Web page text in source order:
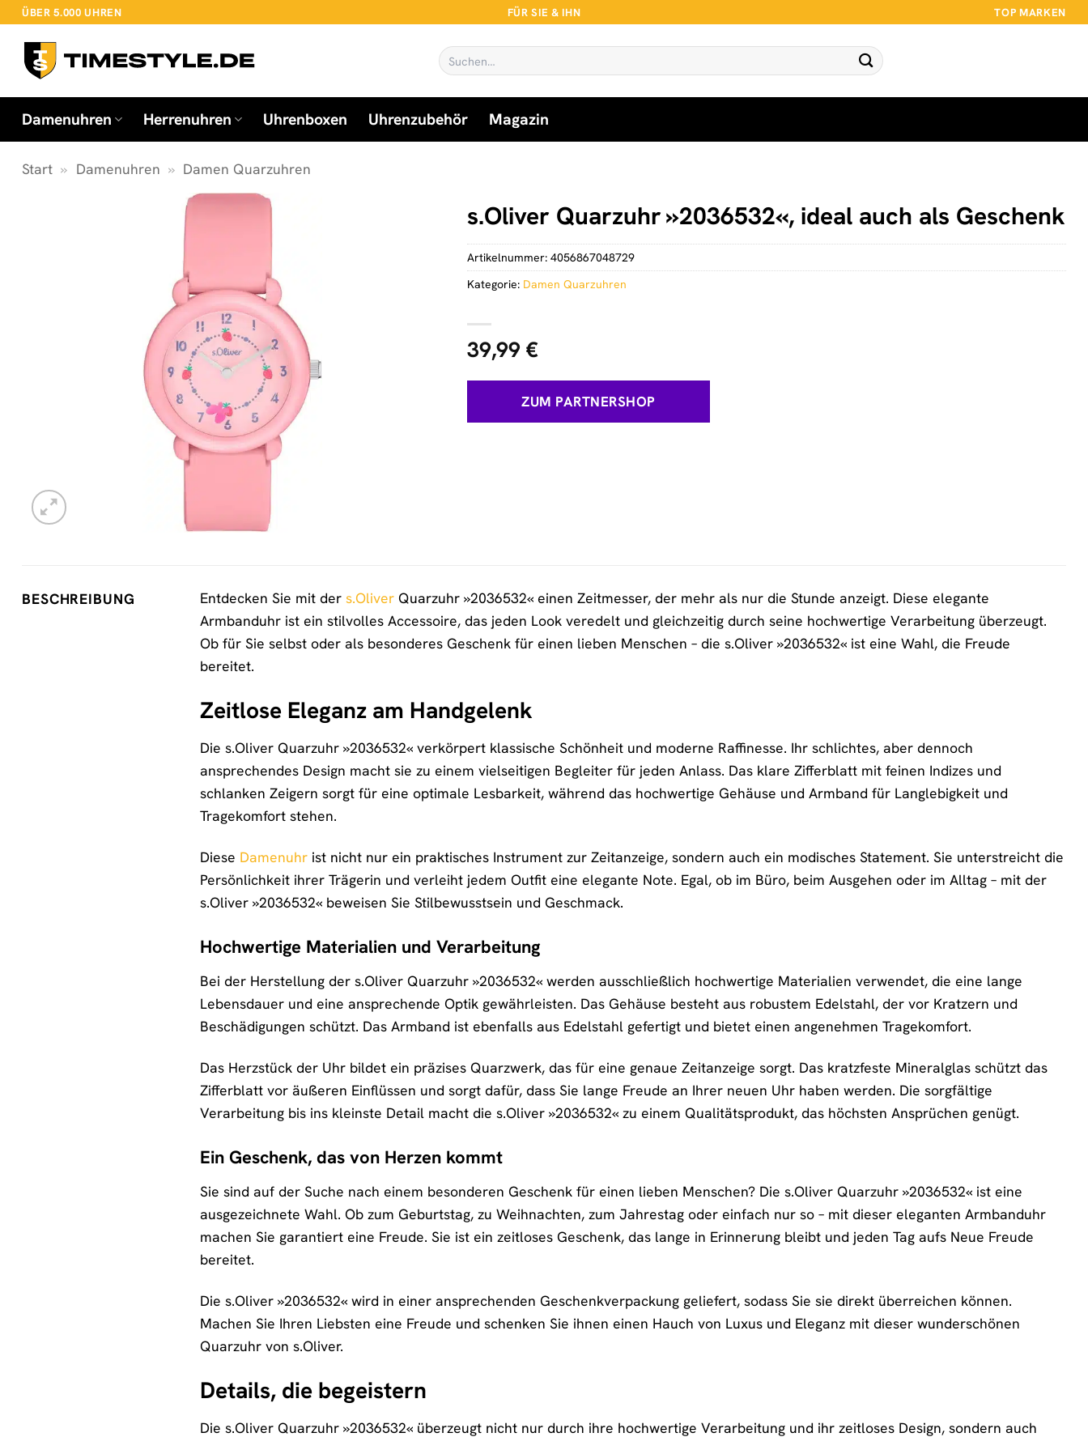
Zum
springen
ÜBER 5.000 UHREN FÜR SIE & IHN TOP MARKEN
Suchen
nach:
Damenuhren Herrenuhren Uhrenboxen Uhrenzubehör Magazin
Start » Damenuhren » Damen Quarzuhren
s.Oliver Quarzuhr »2036532«, ideal auch als Geschenk
39,99 €
ZUM PARTNERSHOP
Artikelnummer: 4056867048729
Kategorie: Damen Quarzuhren
BESCHREIBUNG Entdecken Sie mit der s.Oliver Quarzuhr »2036532« einen Zeitmesser, der mehr als nur die Stunde anzeigt. Diese elegante
Armbanduhr ist ein stilvolles Accessoire, das jeden Look veredelt und gleichzeitig durch seine hochwertige Verarbeitung überzeugt.
Ob für Sie selbst oder als besonderes Geschenk für einen lieben Menschen – die s.Oliver »2036532« ist eine Wahl, die Freude
bereitet.
Zeitlose Eleganz am Handgelenk
Die s.Oliver Quarzuhr »2036532« verkörpert klassische Schönheit und moderne Raffinesse. Ihr schlichtes, aber dennoch
ansprechendes Design macht sie zu einem vielseitigen Begleiter für jeden Anlass. Das klare Zifferblatt mit feinen Indizes und
schlanken Zeigern sorgt für eine optimale Lesbarkeit, während das hochwertige Gehäuse und Armband für Langlebigkeit und
Tragekomfort stehen.
Diese Damenuhr ist nicht nur ein praktisches Instrument zur Zeitanzeige, sondern auch ein modisches Statement. Sie unterstreicht die
Persönlichkeit ihrer Trägerin und verleiht jedem Outfit eine elegante Note. Egal, ob im Büro, beim Ausgehen oder im Alltag – mit der
s.Oliver »2036532« beweisen Sie Stilbewusstsein und Geschmack.
Hochwertige Materialien und Verarbeitung
Bei der Herstellung der s.Oliver Quarzuhr »2036532« werden ausschließlich hochwertige Materialien verwendet, die eine lange
Lebensdauer und eine ansprechende Optik gewährleisten. Das Gehäuse besteht aus robustem Edelstahl, der vor Kratzern und
Beschädigungen schützt. Das Armband ist ebenfalls aus Edelstahl gefertigt und bietet einen angenehmen Tragekomfort.
Das Herzstück der Uhr bildet ein präzises Quarzwerk, das für eine genaue Zeitanzeige sorgt. Das kratzfeste Mineralglas schützt das
Zifferblatt vor äußeren Einflüssen und sorgt dafür, dass Sie lange Freude an Ihrer neuen Uhr haben werden. Die sorgfältige
Verarbeitung bis ins kleinste Detail macht die s.Oliver »2036532« zu einem Qualitätsprodukt, das höchsten Ansprüchen genügt.
Ein Geschenk, das von Herzen kommt
Sie sind auf der Suche nach einem besonderen Geschenk für einen lieben Menschen? Die s.Oliver Quarzuhr »2036532« ist eine
ausgezeichnete Wahl. Ob zum Geburtstag, zu Weihnachten, zum Jahrestag oder einfach nur so – mit dieser eleganten Armbanduhr
machen Sie garantiert eine Freude. Sie ist ein zeitloses Geschenk, das lange in Erinnerung bleibt und jeden Tag aufs Neue Freude
bereitet.
Die s.Oliver »2036532« wird in einer ansprechenden Geschenkverpackung geliefert, sodass Sie sie direkt überreichen können.
Machen Sie Ihren Liebsten eine Freude und schenken Sie ihnen einen Hauch von Luxus und Eleganz mit dieser wunderschönen
Quarzuhr von s.Oliver.
Details, die begeistern
Die s.Oliver Quarzuhr »2036532« überzeugt nicht nur durch ihre hochwertige Verarbeitung und ihr zeitloses Design, sondern auch